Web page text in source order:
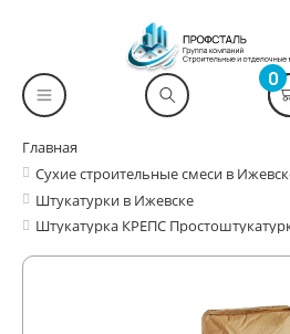
0
Главная
Сухие строительные смеси в
Штукатурки в Ижевске
Штукатурка КРЕПС